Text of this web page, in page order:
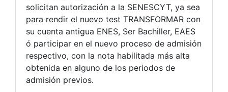
solicitan autorización a la SENESCYT, ya sea
para rendir el nuevo test TRANSFORMAR con
su cuenta antigua ENES, Ser Bachiller, EAES
ó participar en el nuevo proceso de admisión
respectivo, con la nota habilitada más alta
obtenida en alguno de los periodos de
admisión previos.